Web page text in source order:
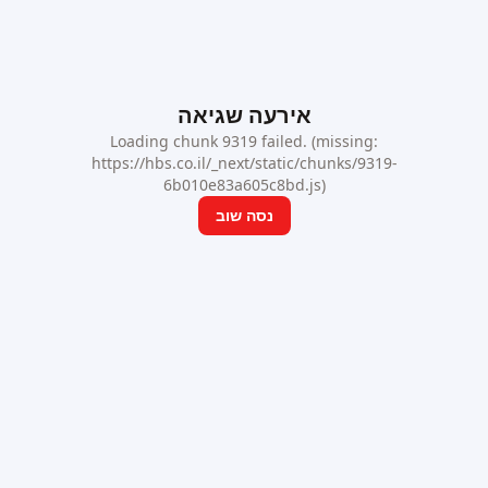
אירעה שגיאה
Loading chunk 9319 failed. (missing:
https://hbs.co.il/_next/static/chunks/9319-
6b010e83a605c8bd.js)